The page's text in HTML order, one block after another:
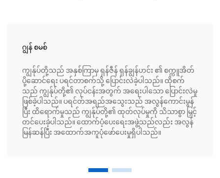
ဂျွန် စမစ်
ကျွန်ုပ်တို့သည် အနှစ်ကြာမှ ရှန်ဇီန် ရှန်ချွန်ဟင်း ၏ စက္ကူအိတ်
ပို့ဆောင်ရေး ပရင်တာစက်သို့ ပြောင်းလဲခဲ့ပါသည်။ ထိုစက်
သည် ကျွန်ုပ်တို့၏ လုပ်ငန်းအတွက် အရေးပါသော ပြောင်းလဲမှု
ဖြစ်ခဲ့ပါသည်။ ပရင်တ်အရည်အသွေးသည် အလွန်ကောင်းမွန်
ပြီး ထိရောက်မှုသည် ကျွန်ုပ်တို့၏ ထုတ်လုပ်မှုကို သိသာစွာ မြှင့်
တင်ပေးခဲ့ပါသည်။ ထောက်ပံ့ပေးရေးအဖွဲ့သည်လည်း အလွန်
မြန်ဆန်ပြီး အထောက်အကူပုံဖော်ပေးမှုရှိပါသည်။